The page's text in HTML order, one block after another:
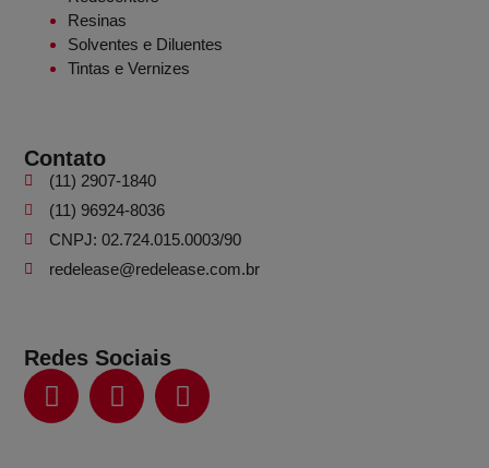
Resinas
Solventes e Diluentes
Tintas e Vernizes
Contato
(11) 2907-1840
(11) 96924-8036
CNPJ: 02.724.015.0003/90
redelease@redelease.com.br
Redes Sociais